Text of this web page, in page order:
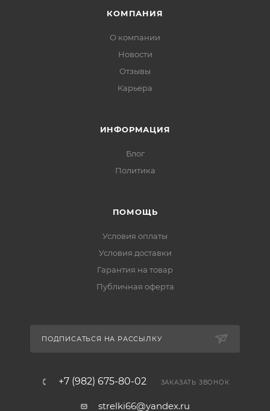
КОМПАНИЯ
О компании
Новости
Отзывы
Карьера
ИНФОРМАЦИЯ
Блог
Политика
ПОМОЩЬ
Условия оплаты
Условия доставки
Гарантия на товар
Публичная оферта
ПОДПИСАТЬСЯ НА РАССЫЛКУ
+7 (982) 675-80-02 ЗАКАЗАТЬ ЗВОНОК
strelki66@yandex.ru